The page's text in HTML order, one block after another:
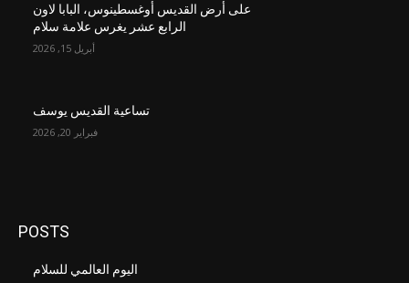
على أرض القديس أوغسطينوس، البابا لاون
الرابع عشر يغرس علامة سلام
أبريل 15, 2026
تساعية القديس يوسف
فبراير 20, 2026
POSTS
اليوم العالمي للسلام